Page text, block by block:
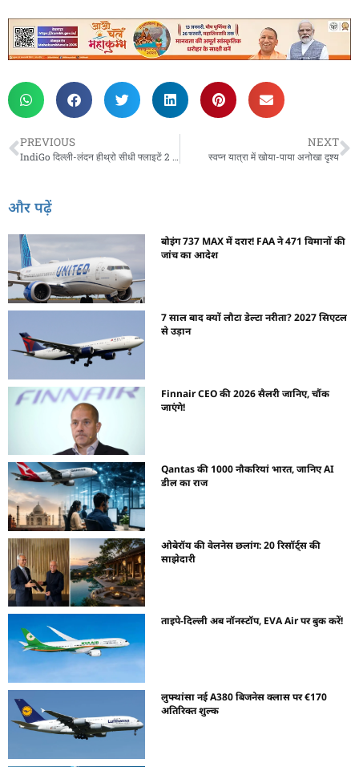
PREVIOUS
IndiGo दिल्ली-लंदन हीथ्रो सीधी फ्लाइटें 2 फरवरी से शुरू
NEXT
स्वप्न यात्रा में खोया-पाया अनोखा दृश्य
और पढ़ें
बोइंग 737 MAX में दरार! FAA ने 471 विमानों की
जांच का आदेश
7 साल बाद क्यों लौटा डेल्टा नरीता? 2027 सिएटल
से उड़ान
Finnair CEO की 2026 सैलरी जानिए, चौंक
जाएंगे!
Qantas की 1000 नौकरियां भारत, जानिए AI
डील का राज
ओबेरॉय की वेलनेस छलांग: 20 रिसॉर्ट्स की
साझेदारी
ताइपे-दिल्ली अब नॉनस्टॉप, EVA Air पर बुक करें!
लुफ्थांसा नई A380 बिजनेस क्लास पर €170
अतिरिक्त शुल्क